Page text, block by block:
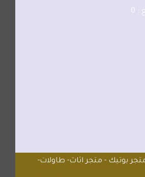
0
بوتيك - متجر اثاث- طاولات-